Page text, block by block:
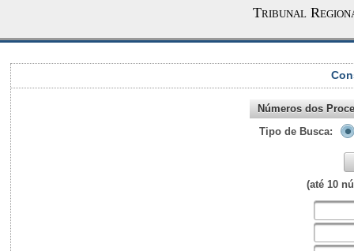
Tribunal
Números dos
Tipo de Busca:
(até 10